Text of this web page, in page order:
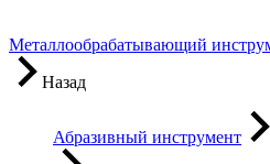
Металлообрабатывающий
Назад
Абразивный инструмент